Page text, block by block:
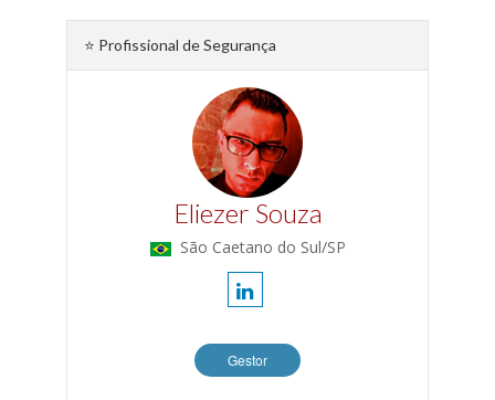
⭐ Profissional de Segurança
Eliezer Souza
São Caetano do Sul/SP
Gestor